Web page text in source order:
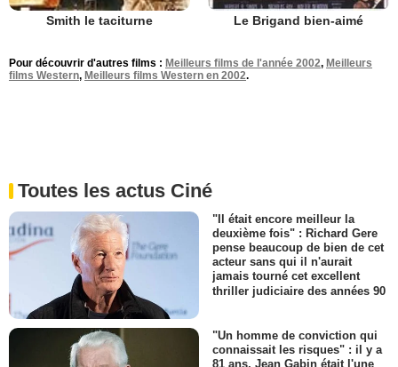
Smith le taciturne Le Brigand bien-aimé
Pour découvrir d'autres films : Meilleurs films de l'année 2002, Meilleurs
films Western, Meilleurs films Western en 2002.
Toutes les actus Ciné
"Il était encore meilleur la
deuxième fois" : Richard Gere
pense beaucoup de bien de cet
acteur sans qui il n'aurait
jamais tourné cet excellent
thriller judiciaire des années 90
"Un homme de conviction qui
connaissait les risques" : il y a
81 ans, Jean Gabin était l'une